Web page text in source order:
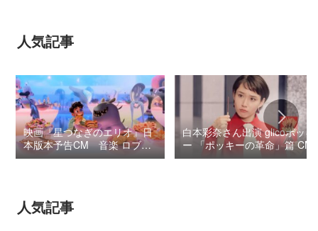
人気記事
映画『星つなぎのエリオ』日
本版本予告CM 音楽 ロブ・
シモンセン /
白本彩奈さん出演 glicoポッキ
ー 「ポッキーの革命」篇 CM
人気記事